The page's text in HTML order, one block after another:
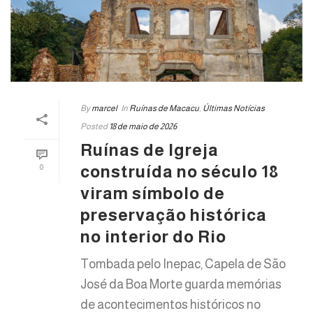
0
By marcel In Ruínas de Macacu, Últimas Notícias
Posted 18 de maio de 2026
Ruínas de Igreja
construída no século 18
viram símbolo de
preservação histórica
no interior do Rio
Tombada pelo Inepac, Capela de São
José da Boa Morte guarda memórias
de acontecimentos históricos no